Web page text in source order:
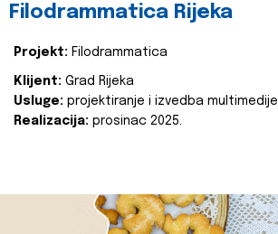
Filodrammatica Rijeka
Projekt: Filodrammatica
Klijent: Grad Rijeka
Usluge: projektiranje i izvedba multimedije
Realizacija: prosinac 2025.